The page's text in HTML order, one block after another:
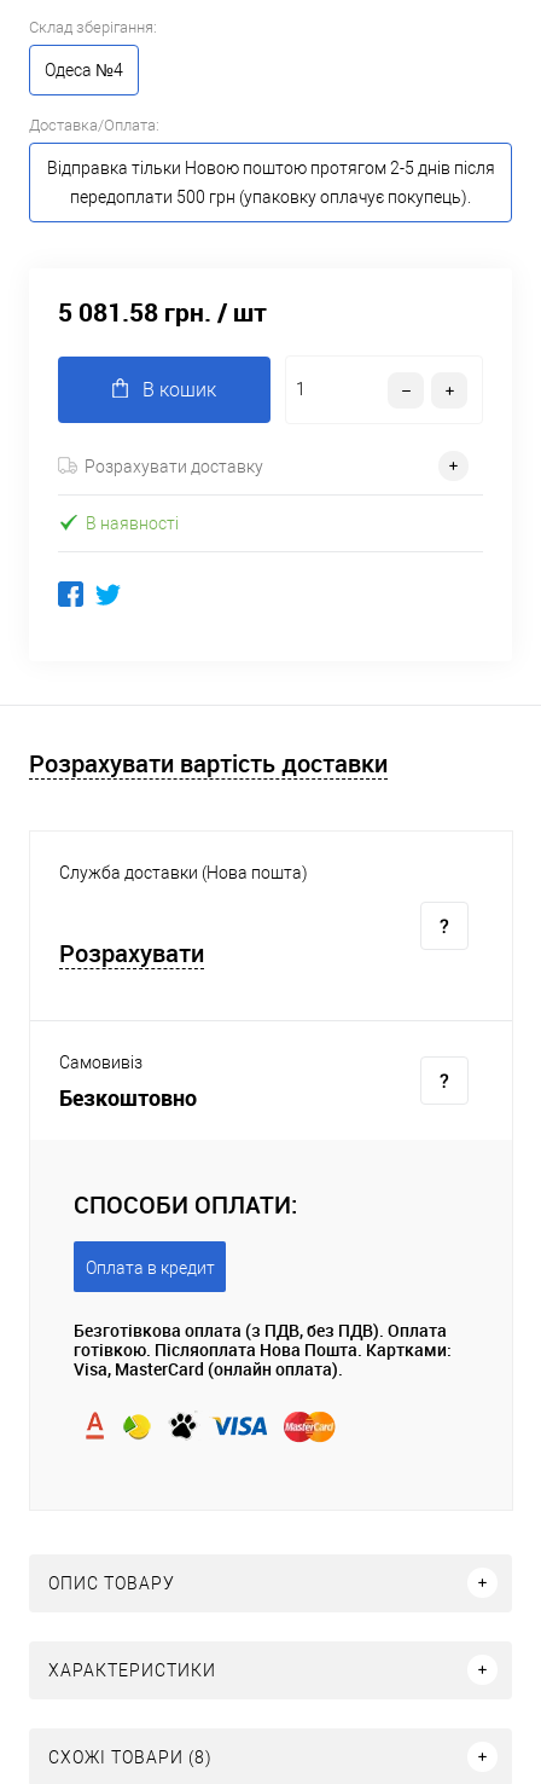
Склад зберігання:
Одеса №4
Доставка/Оплата:
Відправка тільки Новою поштою протягом 2-5 днів після
передоплати 500 грн (упаковку оплачує покупець).
5 081.58 грн. / шт
В кошик
Розрахувати доставку
В наявності
Розрахувати вартість доставки
Служба доставки (Нова пошта)
Розрахувати
Самовивіз
Безкоштовно
СПОСОБИ ОПЛАТИ:
Оплата в кредит
Безготівкова оплата (з ПДВ, без ПДВ). Оплата
готівкою. Післяоплата Нова Пошта. Картками:
Visa, MasterCard (онлайн оплата).
ОПИС ТОВАРУ
ХАРАКТЕРИСТИКИ
СХОЖІ ТОВАРИ (8)